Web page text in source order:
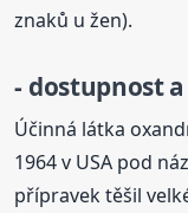
znaků u žen).
- dostupnost
Účinná látka
1964 v USA pod
přípravek těšil